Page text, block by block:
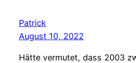
Patrick
August 10, 2022
Hätte vermutet, dass 2003